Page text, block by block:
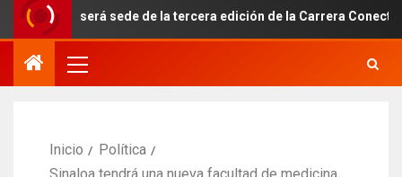
sede de la tercera edición de la Carrera Conecta-Te 2026
Inicio
Política